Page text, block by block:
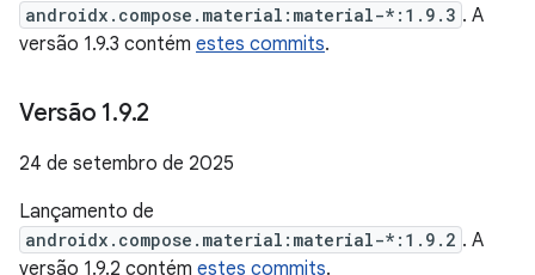
androidx.compose.material:material-*:1.9.3 . A
versão 1.9.3 contém estes commits.
Versão 1.9.2
24 de setembro de 2025
Lançamento de
androidx.compose.material:material-*:1.9.2 . A
versão 1.9.2 contém estes commits.